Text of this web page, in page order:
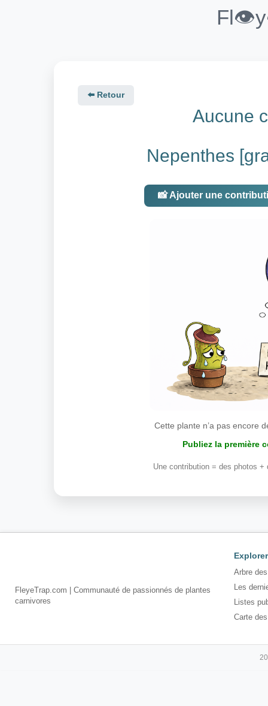
⬅️ Retour
Aucune
Nepenthes
📸 Ajouter une
Cette plante n’a pas encore
Publiez la première
Une contribution = des photos
FleyeTrap.com | Communauté de passionnés de plantes
carnivores
Explorer
Arbre
Les
Listes
Carte